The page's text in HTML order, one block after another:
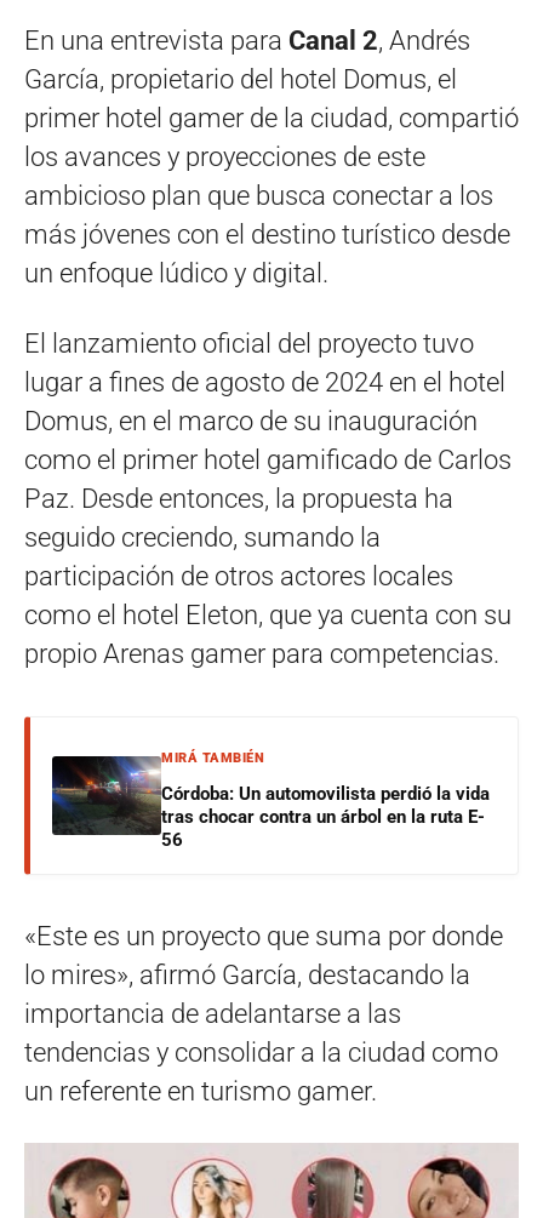
En una entrevista para Canal 2, Andrés
García, propietario del hotel Domus, el
primer hotel gamer de la ciudad, compartió
los avances y proyecciones de este
ambicioso plan que busca conectar a los
más jóvenes con el destino turístico desde
un enfoque lúdico y digital.
El lanzamiento oficial del proyecto tuvo
lugar a fines de agosto de 2024 en el hotel
Domus, en el marco de su inauguración
como el primer hotel gamificado de Carlos
Paz. Desde entonces, la propuesta ha
seguido creciendo, sumando la
participación de otros actores locales
como el hotel Eleton, que ya cuenta con su
propio Arenas gamer para competencias.
MIRÁ TAMBIÉN
Córdoba: Un automovilista perdió la vida
tras chocar contra un árbol en la ruta E-
56
«Este es un proyecto que suma por donde
lo mires», afirmó García, destacando la
importancia de adelantarse a las
tendencias y consolidar a la ciudad como
un referente en turismo gamer.